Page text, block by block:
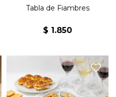
Tabla de Fiambres
$ 1.850
12 Sándwiches de jamón y
queso, 12 sándwiches
olímpicos, 12 sándwiches